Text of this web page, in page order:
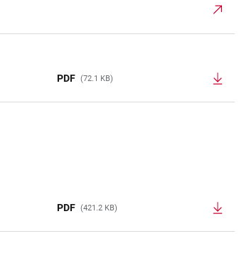
PDF (72.1 KB)
PDF (421.2 KB)